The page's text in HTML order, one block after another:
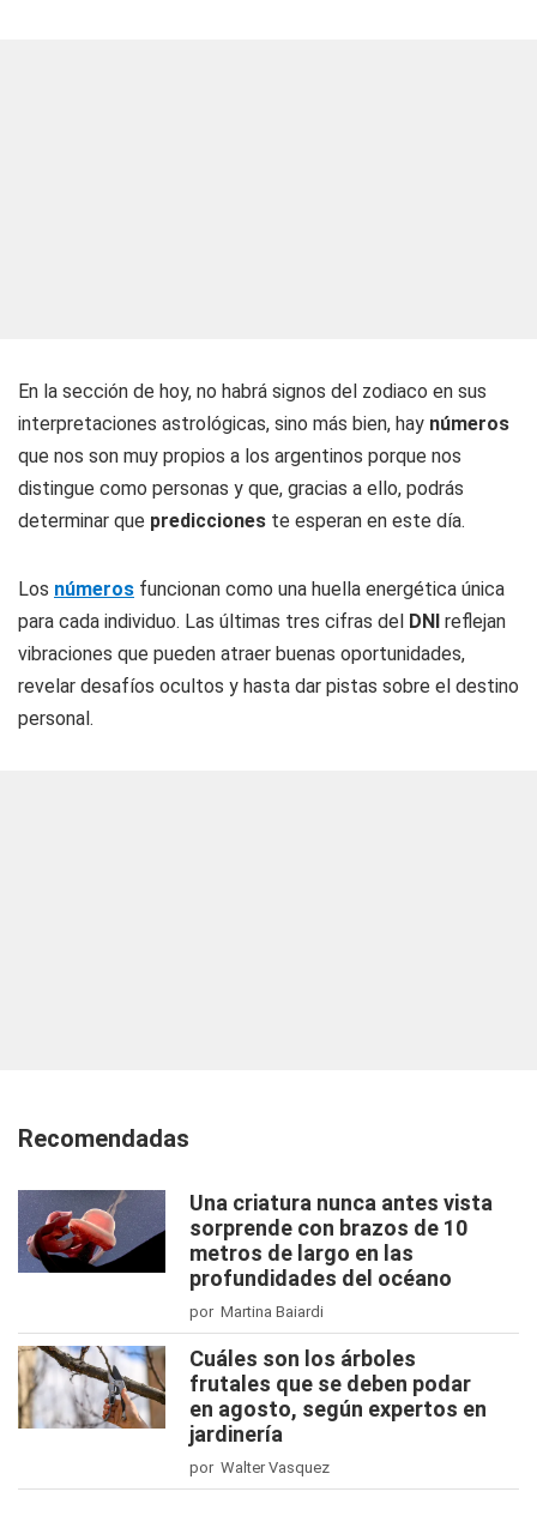
En la sección de hoy, no habrá signos del zodiaco en sus
interpretaciones astrológicas, sino más bien, hay números
que nos son muy propios a los argentinos porque nos
distingue como personas y que, gracias a ello, podrás
determinar que predicciones te esperan en este día.
Los números funcionan como una huella energética única
para cada individuo. Las últimas tres cifras del DNI reflejan
vibraciones que pueden atraer buenas oportunidades,
revelar desafíos ocultos y hasta dar pistas sobre el destino
personal.
Recomendadas
Una criatura nunca antes vista
sorprende con brazos de 10
metros de largo en las
profundidades del océano
por Martina Baiardi
Cuáles son los árboles
frutales que se deben podar
en agosto, según expertos en
jardinería
por Walter Vasquez